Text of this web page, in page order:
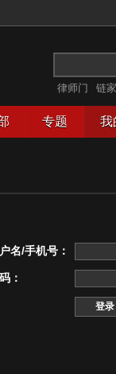
律师门 链
专题 我
名/手机号：
：